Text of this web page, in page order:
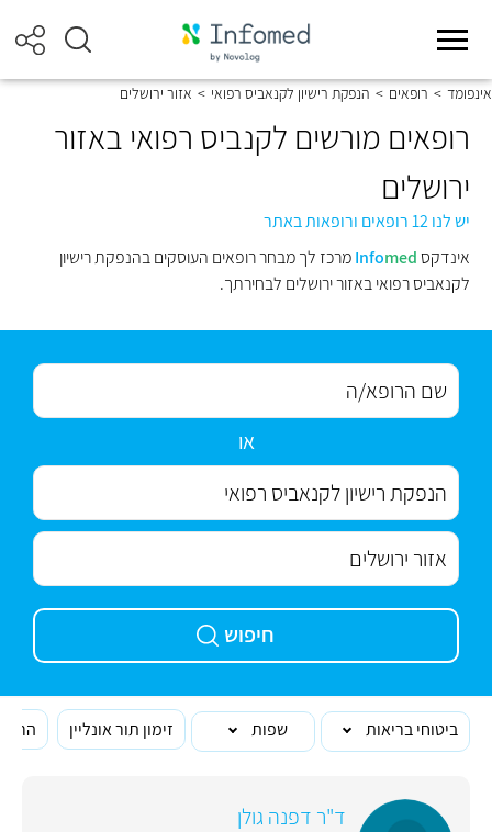
אינפומד > רופאים > הנפקת רישיון לקנאביס רפואי > אזור ירושלים
רופאים מורשים לקנביס רפואי באזור
ירושלים
יש לנו 12 רופאים ורופאות באתר
אינדקס
Infomed
מרכז לך מבחר רופאים העוסקים בהנפקת רישיון
לקנאביס רפואי באזור ירושלים לבחירתך.
או
חיפוש
ביטוחי בריאות שפות זימון תור אונליין
ד"ר דפנה גולן